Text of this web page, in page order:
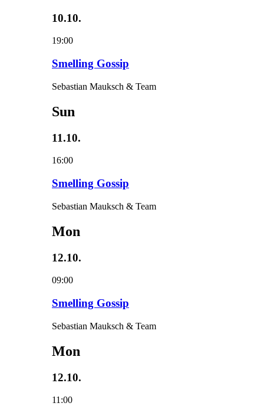
10.10.
19:00
Smelling Gossip
Sebastian Mauksch & Team
Sun
11.10.
16:00
Smelling Gossip
Sebastian Mauksch & Team
Mon
12.10.
09:00
Smelling Gossip
Sebastian Mauksch & Team
Mon
12.10.
11:00